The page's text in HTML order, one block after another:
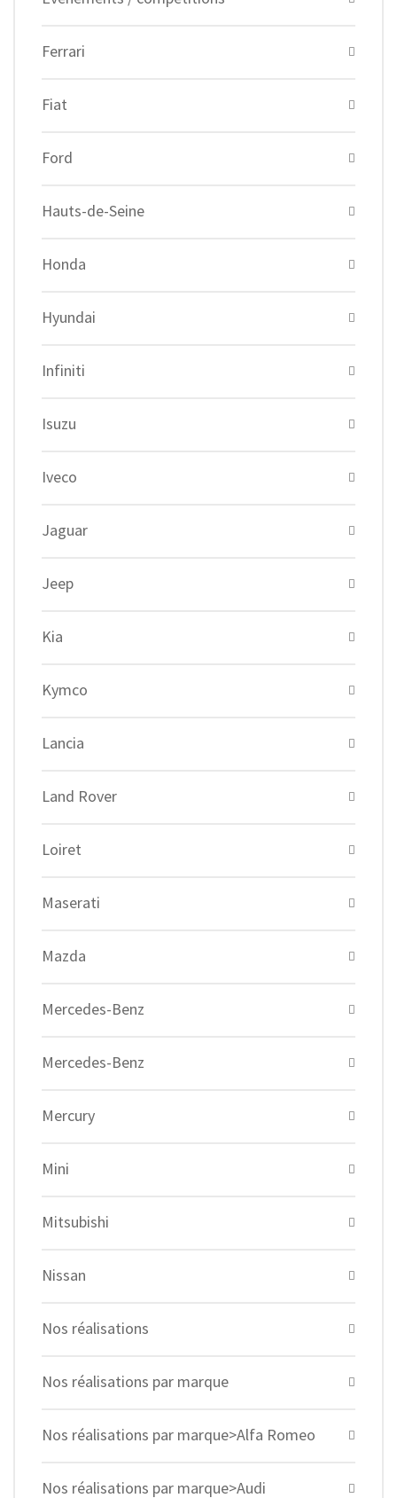
Ferrari
Fiat
Ford
Hauts-de-Seine
Honda
Hyundai
Infiniti
Isuzu
Iveco
Jaguar
Jeep
Kia
Kymco
Lancia
Land Rover
Loiret
Maserati
Mazda
Mercedes-Benz
Mercedes-Benz
Mercury
Mini
Mitsubishi
Nissan
Nos réalisations
Nos réalisations par marque
Nos réalisations par marque>Alfa Romeo
Nos réalisations par marque>Audi